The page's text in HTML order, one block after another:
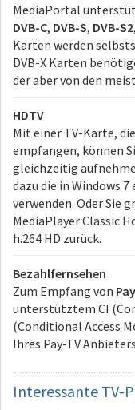
MediaPortal
DVB-C, DVB-S, DVB-S2,
Karten werden
DVB-X Karten
der aber von den
HDTV
Mit einer TV-Karte,
empfangen, können
gleichzeitig
dazu die in Windows
verwenden. Oder Sie
MediaPlayer Classic
h.264 HD zurück.
Bezahlfernsehen
Zum Empfang von
unterstütztem CI
(Conditional Access
Ihres Pay-TV
Interessante TV-